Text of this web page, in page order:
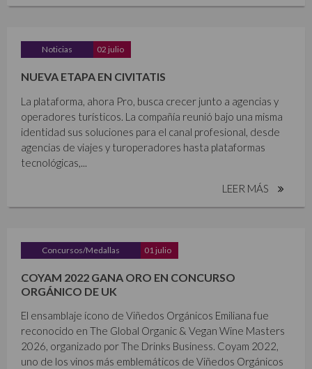
Noticias 02 julio
NUEVA ETAPA EN CIVITATIS
La plataforma, ahora Pro, busca crecer junto a agencias y
operadores turísticos. La compañía reunió bajo una misma
identidad sus soluciones para el canal profesional, desde
agencias de viajes y turoperadores hasta plataformas
tecnológicas,...
LEER MÁS
Concursos/Medallas 01 julio
COYAM 2022 GANA ORO EN CONCURSO
ORGÁNICO DE UK
El ensamblaje ícono de Viñedos Orgánicos Emiliana fue
reconocido en The Global Organic & Vegan Wine Masters
2026, organizado por The Drinks Business. Coyam 2022,
uno de los vinos más emblemáticos de Viñedos Orgánicos